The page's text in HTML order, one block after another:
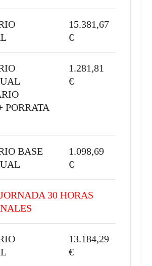
15.381,67
€
PORRATA
1.281,81
€
BASE
1.098,69
€
30 HORAS
13.184,29
€